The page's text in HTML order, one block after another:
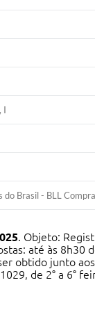
I
do Brasil - BLL
. Objeto:
até às
obtido junto
de 2° a 6°